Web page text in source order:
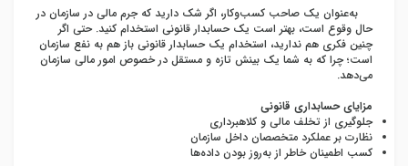
به‌عنوان یک صاحب کسب‌وکار، اگر شک دارید که جرم مالی در سازمان در
حال وقوع است، بهتر است یک حسابدار قانونی استخدام کنید. حتی اگر
چنین فکری هم ندارید، استخدام یک حسابدار قانونی باز هم به نفع سازمان
است؛ چرا که به شما یک بینش تازه و مستقل در خصوص امور مالی سازمان
می‌دهد.
مزایای حسابداری قانونی
جلوگیری از تخلف مالی و کلاهبرداری
نظارت بر عملکرد متخصصان داخل سازمان
کسب اطمینان خاطر از به‌روز بودن داده‌ها